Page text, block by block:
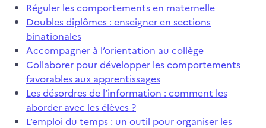
Réguler les comportements en maternelle
Doubles diplômes : enseigner en sections
binationales
Accompagner à l’orientation au collège
Collaborer pour développer les comportements
favorables aux apprentissages
Les désordres de l’information : comment les
aborder avec les élèves ?
L’emploi du temps : un outil pour organiser les